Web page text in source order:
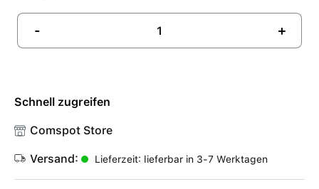
- +
Schnell zugreifen
Comspot Store
Versand: Lieferzeit: lieferbar in 3-7 Werktagen